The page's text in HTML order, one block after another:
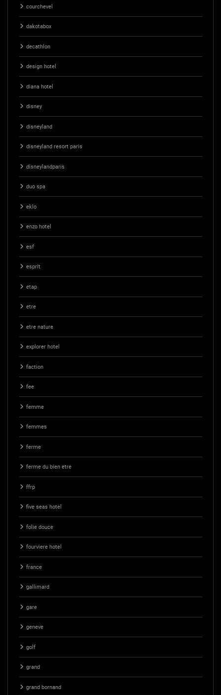
courchevel
dakotabox
decathlon
design hotel
diana hotel
disney
disneyland
disneyland resort paris
disneylandparis
duo spa
eklo
enzo hotel
esf
esprit
etap
etre
etre nature
explorer hotel
faction
fee
femme
femmes
ferme
ferme du bien etre
ffrp
five seas hotel
folie douce
fourviere hotel
france
gallimard
gare
geneve
golf
grand
grand bornand